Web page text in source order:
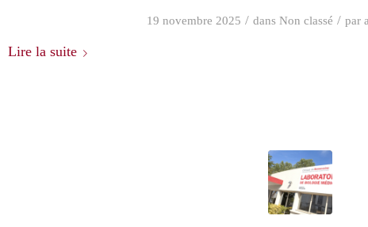
19 novembre 2025 / dans Non classé / par
Lire la suite